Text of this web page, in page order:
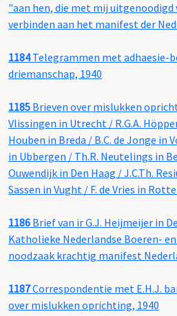
"aan hen, die met mij uitgenoodigd
verbinden aan het manifest der
1184Telegrammen met adhaesie-
driemanschap, 1940
1185 Brieven over mislukken
Vlissingen in Utrecht / R.G.A.
Houben in Breda / B.C. de Jonge in
in Ubbergen / Th.R. Neutelings in
Ouwendijk in Den Haag / J.C.Th.
Sassen in Vught / F. de Vries in
1186 Brief van ir G.J. Heijmeijer in
Katholieke Nederlandse Boeren-
noodzaak krachtig manifest
1187Correspondentie met E.H.J.
over mislukken oprichting, 1940